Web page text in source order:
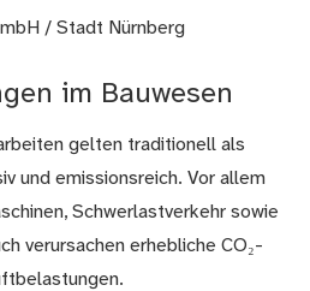
/ Stadt Nürnberg
im Bauwesen
gelten traditionell als
und emissionsreich. Vor allem
Schwerlastverkehr sowie
verursachen erhebliche CO₂-